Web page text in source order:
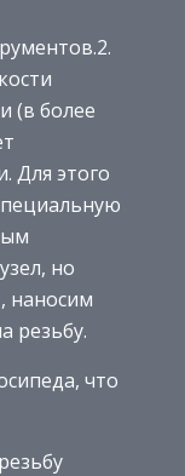
(в более
Для этого
но
наносим
резьбу.
что